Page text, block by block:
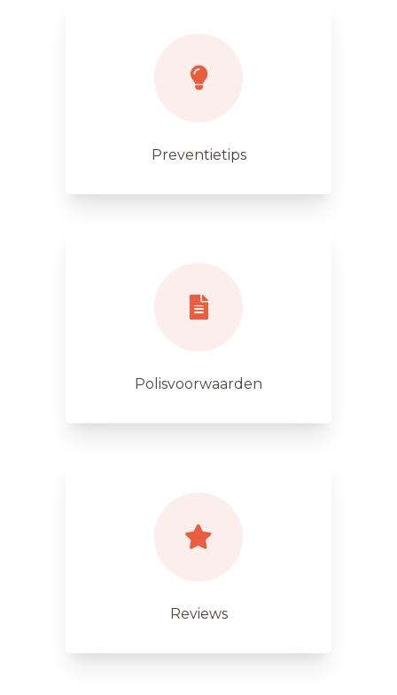
Preventietips
Polisvoorwaarden
Reviews